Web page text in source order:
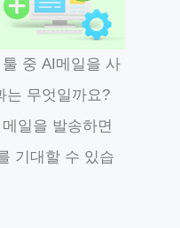
중 AI메일을 사
는 무엇일까요?
일을 발송하면
기대할 수 있습